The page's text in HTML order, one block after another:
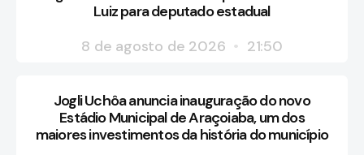
Luiz para deputado estadual
8 de agosto de 2026
21:50
Jogli Uchôa anuncia inauguração do novo
Estádio Municipal de Araçoiaba, um dos
maiores investimentos da história do município